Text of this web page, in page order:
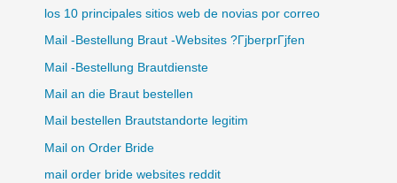
los 10 principales sitios web de novias por correo
Mail -Bestellung Braut -Websites ?ГјberprГјfen
Mail -Bestellung Brautdienste
Mail an die Braut bestellen
Mail bestellen Brautstandorte legitim
Mail on Order Bride
mail order bride websites reddit